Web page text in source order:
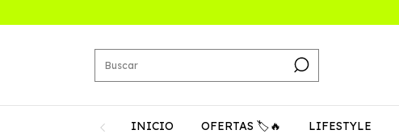
INICIO OFERTAS 🏷️🔥 LIFESTYLE